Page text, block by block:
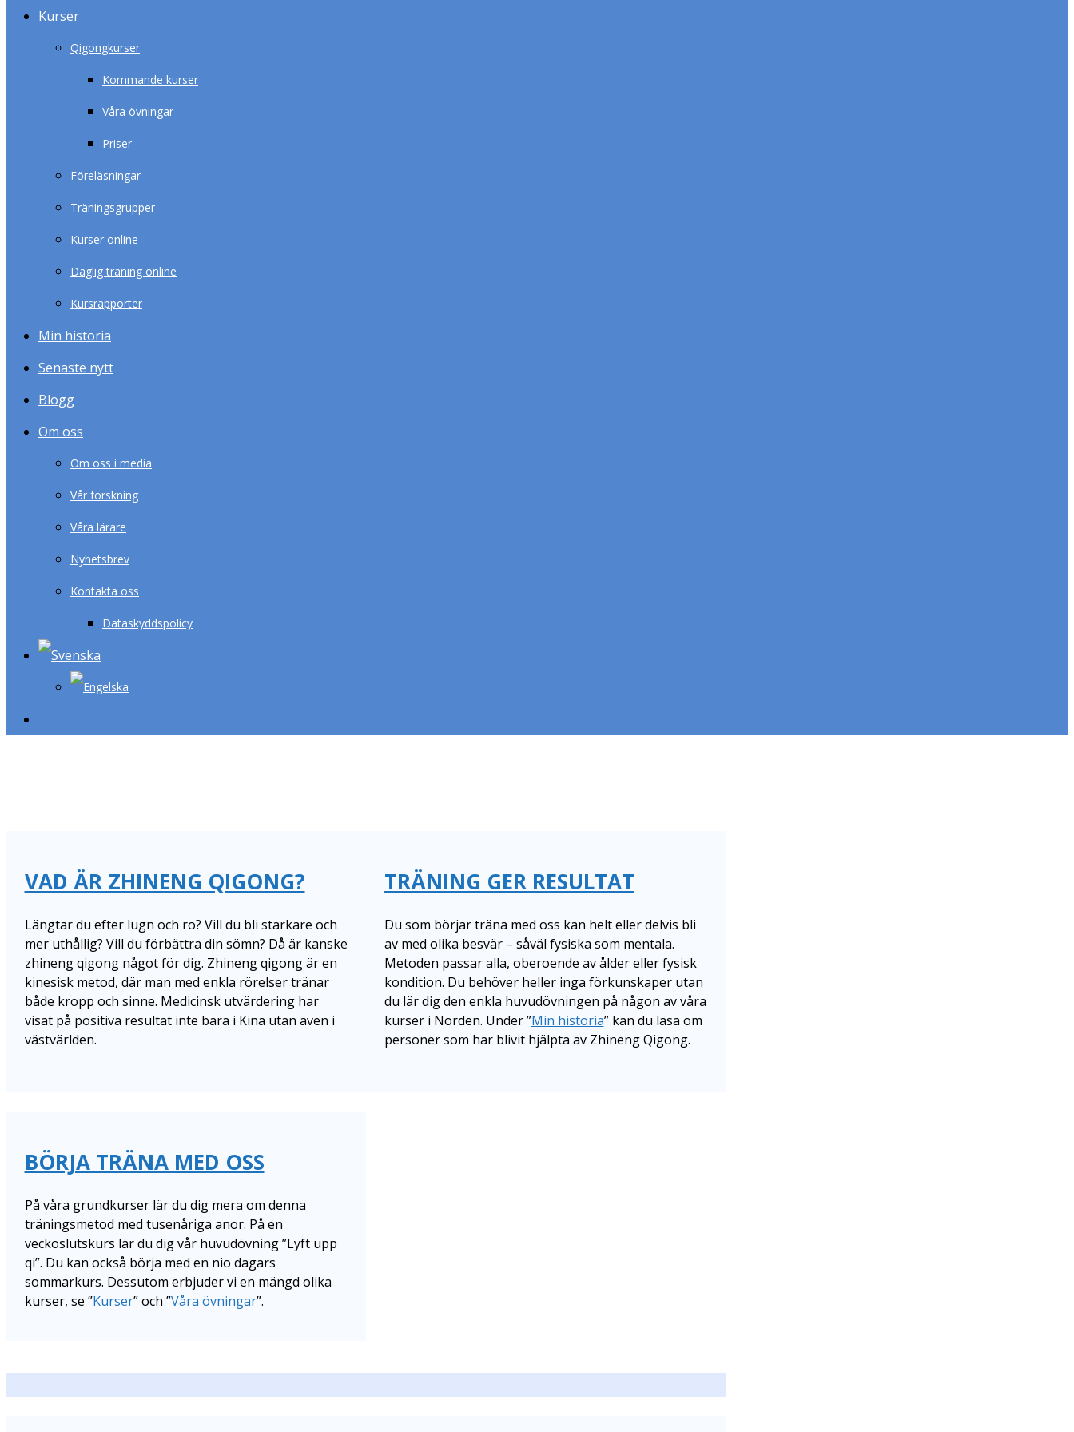
Kurser
Qigongkurser
Kommande kurser
Våra övningar
Priser
Föreläsningar
Träningsgrupper
Kurser online
Daglig träning online
Kursrapporter
Min historia
Senaste nytt
Blogg
Om oss
Om oss i media
Vår forskning
Våra lärare
Nyhetsbrev
Kontakta oss
Dataskyddspolicy
VAD ÄR ZHINENG QIGONG?
Längtar du efter lugn och ro? Vill du bli starkare och
mer uthållig? Vill du förbättra din sömn? Då är kanske
zhineng qigong något för dig. Zhineng qigong är en
kinesisk metod, där man med enkla rörelser tränar
både kropp och sinne. Medicinsk utvärdering har
visat på positiva resultat inte bara i Kina utan även i
västvärlden.
TRÄNING GER RESULTAT
Du som börjar träna med oss kan helt eller delvis bli
av med olika besvär – såväl fysiska som mentala.
Metoden passar alla, oberoende av ålder eller fysisk
kondition. Du behöver heller inga förkunskaper utan
du lär dig den enkla huvudövningen på någon av våra
kurser i Norden. Under ”Min historia” kan du läsa om
personer som har blivit hjälpta av Zhineng Qigong.
BÖRJA TRÄNA MED OSS
På våra grundkurser lär du dig mera om denna
träningsmetod med tusenåriga anor. På en
veckoslutskurs lär du dig vår huvudövning ”Lyft upp
qi”. Du kan också börja med en nio dagars
sommarkurs. Dessutom erbjuder vi en mängd olika
kurser, se ”Kurser” och ”Våra övningar”.